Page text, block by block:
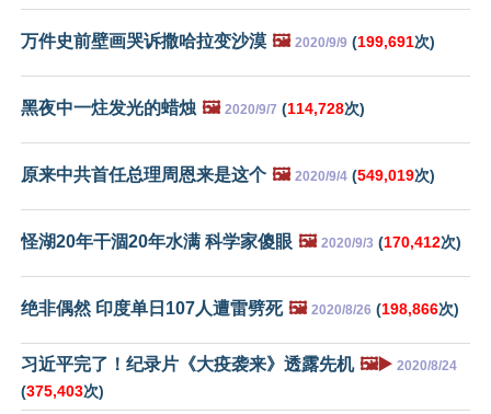
万件史前壁画哭诉撒哈拉变沙漠 🖼️ 2020/9/9 (199,691次)
黑夜中一炷发光的蜡烛 🖼️ 2020/9/7 (114,728次)
原来中共首任总理周恩来是这个 🖼️ 2020/9/4 (549,019次)
怪湖20年干涸20年水满 科学家傻眼 🖼️ 2020/9/3 (170,412次)
绝非偶然 印度单日107人遭雷劈死 🖼️ 2020/8/26 (198,866次)
习近平完了！纪录片《大疫袭来》透露先机 🖼️▶️ 2020/8/24
(375,403次)